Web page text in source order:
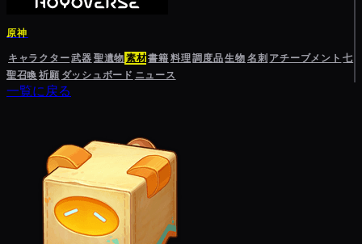
原神
キャラクター武器聖遺物素材書籍料理調度品生物名刺 アチーブメント 七
聖召喚祈願 ダッシュボード ニュース
一覧に戻る